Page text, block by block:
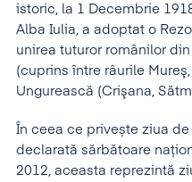
istoric, la 1 Decembrie
Alba Iulia, a adoptat o
unirea tuturor românilor
(cuprins între râurile
Ungurească (Crişana,
În ceea ce privește ziua
declarată sărbătoare
2012, aceasta reprezintă